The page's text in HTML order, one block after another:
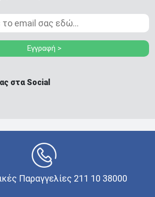
Εγγραφή >
στα Social
Παραγγελίες 211 10 38000